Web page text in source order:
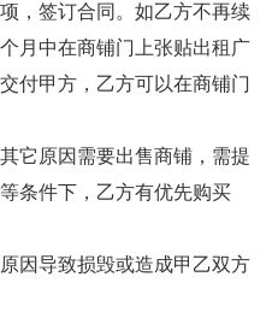
，签订合同。如乙方不再续
月中在商铺门上张贴出租广
付甲方，乙方可以在商铺门
它原因需要出售商铺，需提
条件下，乙方有优先购买
因导致损毁或造成甲乙双方